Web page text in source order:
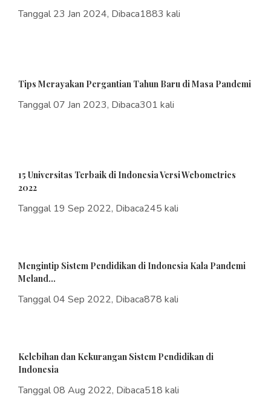
Tanggal 23 Jan 2024, Dibaca1883 kali
Tips Merayakan Pergantian Tahun Baru di Masa Pandemi
Tanggal 07 Jan 2023, Dibaca301 kali
15 Universitas Terbaik di Indonesia Versi Webometrics
2022
Tanggal 19 Sep 2022, Dibaca245 kali
Mengintip Sistem Pendidikan di Indonesia Kala Pandemi
Meland...
Tanggal 04 Sep 2022, Dibaca878 kali
Kelebihan dan Kekurangan Sistem Pendidikan di
Indonesia
Tanggal 08 Aug 2022, Dibaca518 kali